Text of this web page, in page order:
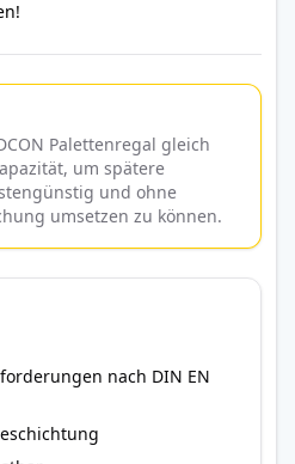
Palettenregal gleich
um spätere
und ohne
umsetzen zu können.
nach DIN EN